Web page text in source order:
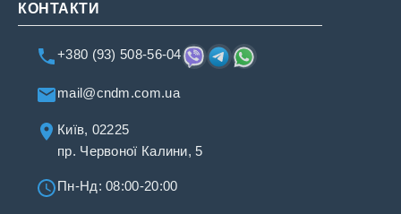
КОНТАКТИ
+380 (93) 508-56-04
mail@cndm.com.ua
Київ, 02225
пр. Червоної Калини, 5
Пн-Нд: 08:00-20:00